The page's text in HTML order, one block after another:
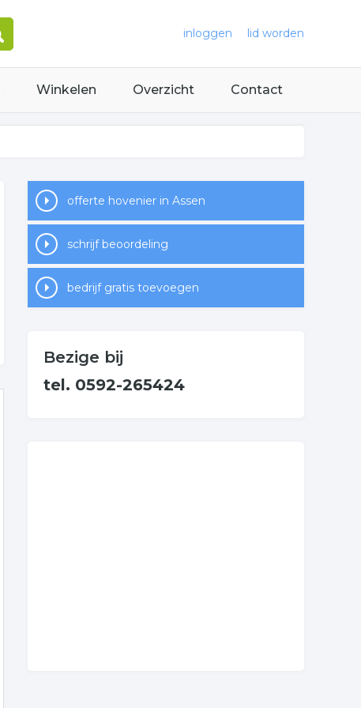
inloggen lid worden
Winkelen Overzicht Contact
offerte hovenier in Assen
schrijf beoordeling
bedrijf gratis toevoegen
Bezige bij
tel. 0592-265424